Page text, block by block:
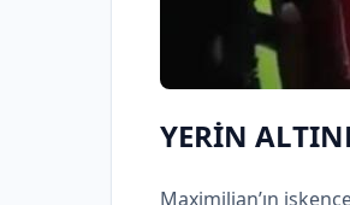
YERİN
Maximilian’ın